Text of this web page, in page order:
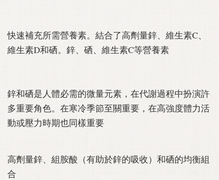
快速補充所需營養素。結合了高劑量鋅、維生素C、
維生素D和硒。鋅、硒、維生素C等營養素
鋅和硒是人體必需的微量元素，在代謝過程中扮演許
多重要角色。在寒冷季節至關重要，在高強度體力活
動或壓力時期也同樣重要
高劑量鋅、組胺酸（有助於鋅的吸收）和硒的均衡組
合